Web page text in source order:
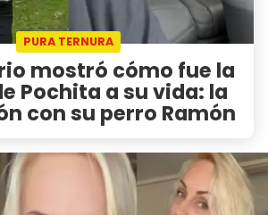
PURA TERNURA
mostró cómo fue la
Pochita a su vida: la
con su perro Ramón